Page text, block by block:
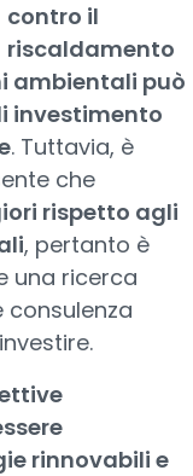
contro il
riscaldamento
ambientali può
investimento
. Tuttavia, è
che
rispetto agli
, pertanto è
una ricerca
rinnovabili e